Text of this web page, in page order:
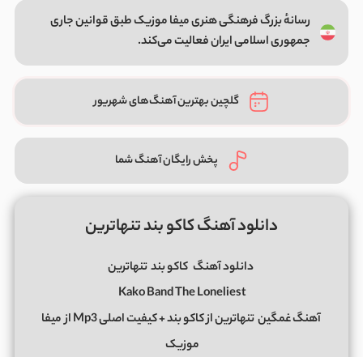
رسانهٔ بزرگ فرهنگی هنری میفا موزیک طبق قوانین جاری
جمهوری اسلامی ایران فعالیت می‌کند.
گلچین بهترین آهنگ‌های شهریور
پخش رایگان آهنگ شما
دانلود آهنگ کاکو بند تنهاترین
دانلود آهنگ کاکو بندتنهاترین
Kako Band The Loneliest
آهنگ غمگینتنهاترینازکاکو بند+ کیفیت اصلی Mp3 از
میفا
موزیک